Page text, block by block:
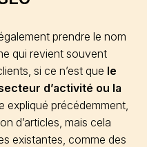
prendre le nom
qui revient souvent
si ce n’est que le
d’activité ou la
expliqué précédemment,
d’articles, mais cela
existantes, comme des